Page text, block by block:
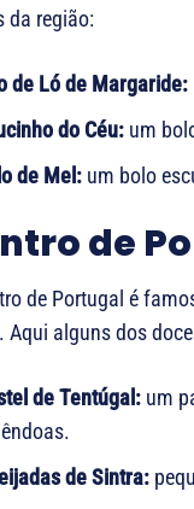
da região:
de Ló de Margaride:
do Céu: um
de Mel: um bolo
de
de Portugal é
Aqui alguns dos
de Tentúgal: um
de Sintra: